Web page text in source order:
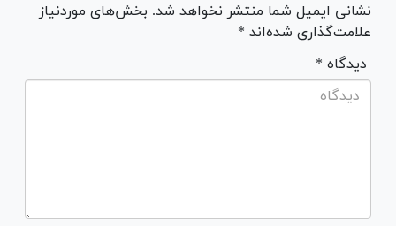
نشانی ایمیل شما منتشر نخواهد شد. بخش‌های موردنیاز
علامت‌گذاری شده‌اند *
* دیدگاه